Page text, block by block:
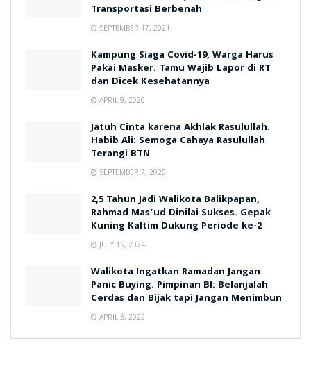
Transportasi Berbenah
SEPTEMBER 17, 2021
Kampung Siaga Covid-19, Warga Harus
Pakai Masker. Tamu Wajib Lapor di RT
dan Dicek Kesehatannya
APRIL 9, 2020
Jatuh Cinta karena Akhlak Rasulullah.
Habib Ali: Semoga Cahaya Rasulullah
Terangi BTN
SEPTEMBER 7, 2025
2,5 Tahun Jadi Walikota Balikpapan,
Rahmad Mas’ud Dinilai Sukses. Gepak
Kuning Kaltim Dukung Periode ke-2
JULY 15, 2024
Walikota Ingatkan Ramadan Jangan
Panic Buying. Pimpinan BI: Belanjalah
Cerdas dan Bijak tapi Jangan Menimbun
APRIL 3, 2022